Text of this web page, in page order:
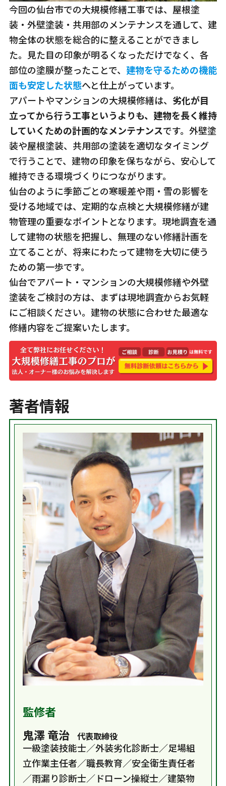
今回の仙台市での大規模修繕工事では、屋根塗
装・外壁塗装・共用部のメンテナンスを通して、建
物全体の状態を総合的に整えることができまし
た。見た目の印象が明るくなっただけでなく、各
部位の塗膜が整ったことで、 建物を守るための機能
面も安定した状態へと仕上がっています。
アパートやマンションの大規模修繕は、 劣化が目
立ってから行う工事というよりも、建物を長く維持
していくための計画的なメンテナンスです。外壁塗
装や屋根塗装、共用部の塗装を適切なタイミング
で行うことで、建物の印象を保ちながら、安心して
維持できる環境づくりにつながります。
仙台のように季節ごとの寒暖差や雨・雪の影響を
受ける地域では、定期的な点検と大規模修繕が建
物管理の重要なポイントとなります。現地調査を通
して建物の状態を把握し、無理のない修繕計画を
立てることが、将来にわたって建物を大切に使う
ための第一歩です。
仙台でアパート・マンションの大規模修繕や外壁
塗装をご検討の方は、まずは現地調査からお気軽
にご相談ください。建物の状態に合わせた最適な
修繕内容をご提案いたします。
著者情報
監修者
鬼澤 竜治
代表取締役
一級塗装技能士／外装劣化診断士／足場組
立作業主任者／職長教育／安全衛生責任者
／雨漏り診断士／ドローン操縦士／建築物